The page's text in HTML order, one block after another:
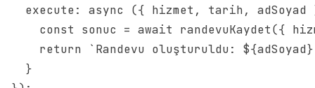
execute: async ({ hizmet, tarih, adSoyad
const sonuc = await randevuKaydet({
return `Randevu oluşturuldu:
  }